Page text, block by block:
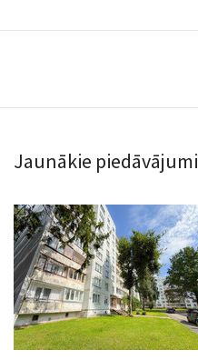
Jaunākie piedāvājumi